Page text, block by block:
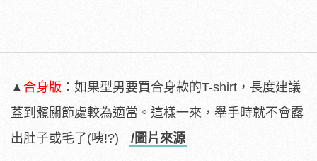
▲ 合身版 ：如果型男要買合身款的T-shirt，長度建議
蓋到髖關節處較為適當。這樣一來，舉手時就不會露
出肚子或毛了(咦!?) /圖片來源